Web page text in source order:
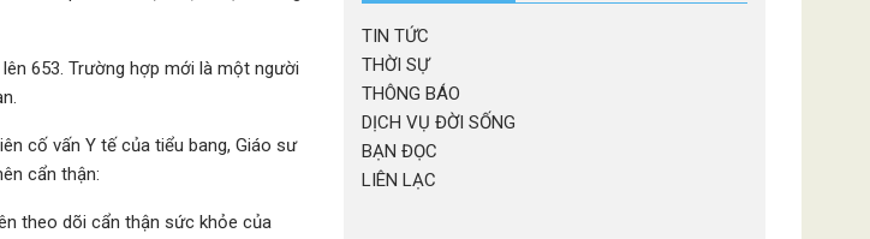
653. Trường hợp mới là một người
cố vấn Y tế của tiểu bang, Giáo sư
cẩn thận:
theo dõi cẩn thận sức khỏe của
TIN TỨC
THỜI SỰ
THÔNG BÁO
DỊCH VỤ ĐỜI SỐNG
BẠN ĐỌC
LIÊN LẠC